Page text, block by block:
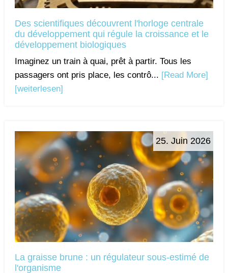
Des scientifiques découvrent l'horloge centrale
du développement qui régule la croissance et le
développement biologiques
Imaginez un train à quai, prêt à partir. Tous les
passagers ont pris place, les contrô... [Read More]
[weiterlesen]
25. Juin 2026
La graisse brune : un régulateur sous-estimé de
l'organisme